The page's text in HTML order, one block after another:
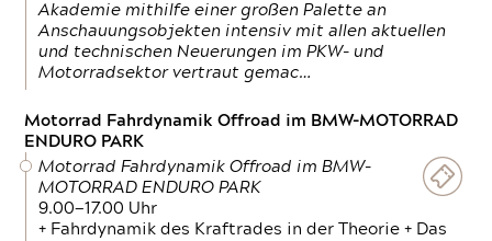
Akademie mithilfe einer großen Palette an
Anschauungsobjekten intensiv mit allen aktuellen
und technischen Neuerungen im PKW- und
Motorradsektor vertraut gemac…
Motorrad Fahrdynamik Offroad im BMW-MOTORRAD
ENDURO PARK
Motorrad Fahrdynamik Offroad im BMW-
MOTORRAD ENDURO PARK
9.00—17.00 Uhr
+ Fahrdynamik des Kraftrades in der Theorie + Das